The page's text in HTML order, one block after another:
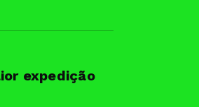
expedição